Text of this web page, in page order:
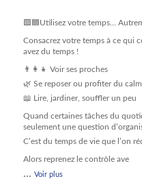
🟩🟦Utilisez votre temps...
Consacrez votre temps à ce qui
avez du temps !
👨‍👩‍👧 Voir ses proches
🌿 Se reposer ou profiter du
📖 Lire, jardiner, souffler un peu
Quand certaines tâches du
seulement une question
C’est du temps de vie que l’on
Alors reprenez le contrôle ave
... Voir plus